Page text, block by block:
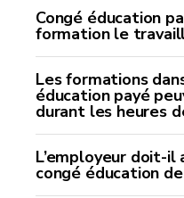
Congé éducation
formation le
Les formations
éducation payé
durant les heures
L’employeur doit-
congé éducation